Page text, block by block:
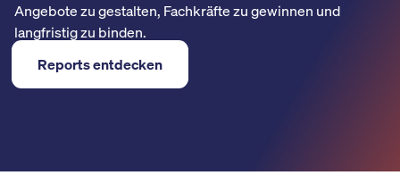
Angebote zu gestalten, Fachkräfte zu gewinnen und
langfristig zu binden.
Reports entdecken